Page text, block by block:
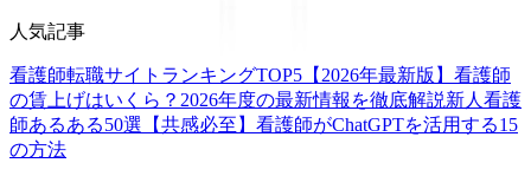
人気記事
看護師転職サイトランキングTOP5【2026年最新版】 看護師
の賃上げはいくら？2026年度の最新情報を徹底解説新人看護
師あるある50選【共感必至】 看護師がChatGPTを活用する15
の方法